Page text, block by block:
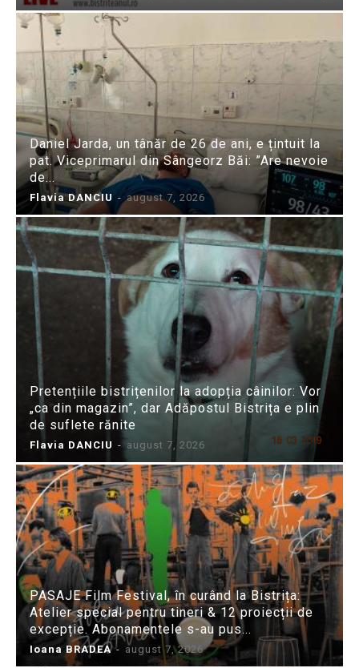
Daniel Jarda, un tânăr de 26 de ani, e țintuit la
pat. Viceprimarul din Sângeorz Băi: ”Are nevoie
de...
Flavia DANCIU - august 7, 2026
Pretențiile bistrițenilor la adopția câinilor: Vor
„ca din magazin”, dar Adăpostul Bistrița e plin
de suflete rănite
Flavia DANCIU - august 7, 2026
PASAJE Film Festival, în curând la Bistrița:
Atelier special pentru tineri & 12 proiecții de
excepție. Abonamentele s-au pus...
Ioana BRADEA - august 7, 2026